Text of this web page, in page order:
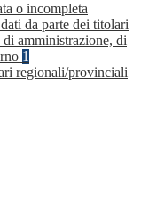
o incompleta
da parte dei titolari
amministrazione, di
1
regionali/provinciali